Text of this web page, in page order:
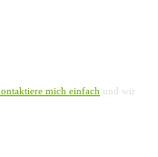
mich einfach und wir